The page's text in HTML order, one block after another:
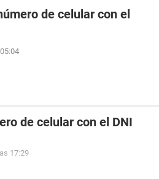
de celular con el
de celular con el DNI
17:29